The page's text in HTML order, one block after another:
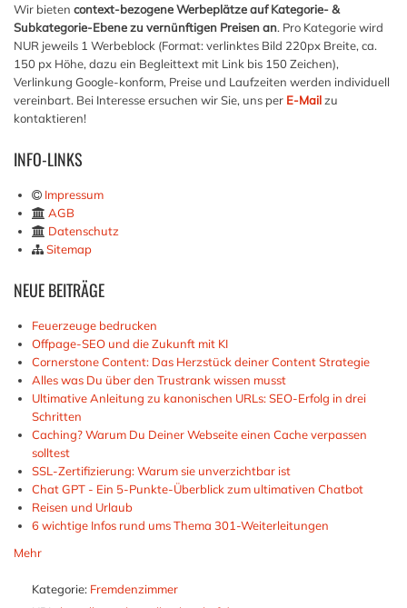
Wir bieten context-bezogene Werbeplätze auf Kategorie- &
Subkategorie-Ebene zu vernünftigen Preisen an. Pro Kategorie wird
NUR jeweils 1 Werbeblock (Format: verlinktes Bild 220px Breite, ca.
150 px Höhe, dazu ein Begleittext mit Link bis 150 Zeichen),
Verlinkung Google-konform, Preise und Laufzeiten werden individuell
vereinbart. Bei Interesse ersuchen wir Sie, uns per E-Mailzu
kontaktieren!
INFO-LINKS
Impressum
AGB
Datenschutz
Sitemap
NEUEBEITRÄGE
Feuerzeuge bedrucken
Offpage-SEO und die Zukunft mit KI
Cornerstone Content: Das Herzstück deiner Content Strategie
Alles was Du über den Trustrank wissen musst
Ultimative Anleitung zu kanonischen URLs: SEO-Erfolg in drei
Schritten
Caching? Warum Du Deiner Webseite einen Cache verpassen
solltest
SSL-Zertifizierung: Warum sie unverzichtbar ist
Chat GPT - Ein 5-Punkte-Überblick zum ultimativen Chatbot
Reisen und Urlaub
6 wichtige Infos rund ums Thema 301-Weiterleitungen
Mehr
Kategorie: Fremdenzimmer